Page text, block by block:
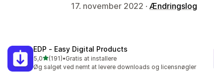
17. november 2022 · Ændringslog
EDP ‑ Easy Digital Products
5,0ud af 5 stjerner
(191)
191 anmeldelser i alt
•Gratis at installere
Øg salget ved nemt at levere downloads og licensnøgler